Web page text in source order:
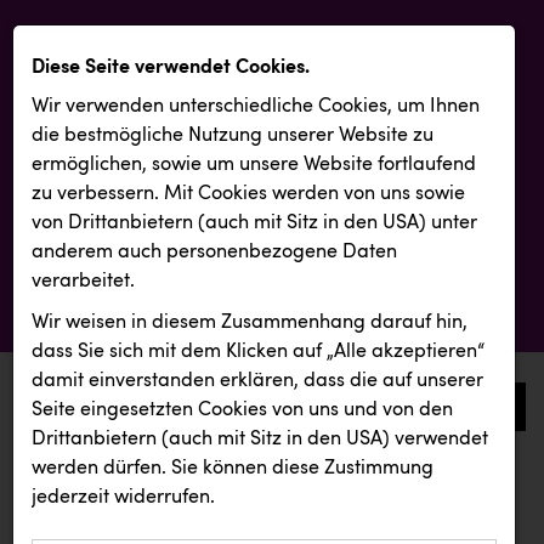
0
aktuelle aussendungen
aktuelle aussendungen
Diese Seite verwendet Cookies.
Wir verwenden unterschiedliche Cookies, um Ihnen
die best­mögliche Nutzung unserer Website zu
ermöglichen, sowie um unsere Website fortlaufend
zu verbessern. Mit Cookies werden von uns sowie
von Drittanbietern (auch mit Sitz in den USA) unter
anderem auch personenbezogene Daten
verarbeitet.
Wir weisen in diesem Zusammenhang darauf hin,
dass Sie sich mit dem Klicken auf „Alle akzeptieren“
damit ein­ver­standen erklären, dass die auf unserer
Seite eingesetzten Cookies von uns und von den
Drittanbietern (auch mit Sitz in den USA) verwendet
werden dürfen. Sie können diese Zustimmung
jederzeit widerrufen.